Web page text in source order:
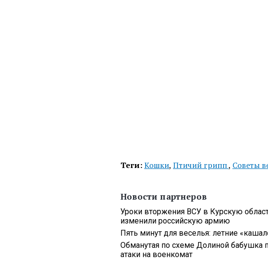
Теги:Кошки, Птичий грипп, Советы
Новости партнеров
Уроки вторжения ВСУ в Курскую
изменили российскую армию
Пять минут для веселья: летние
Обманутая по схеме Долиной бабушка
атаки на военкомат